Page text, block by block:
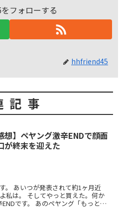
フォローする
hhfriend45
記事
想】ペヤング激辛ENDで顔面
が終末を迎えた
。 あいつが発表されて約1ヶ月近
は。 そしてやっと買えた。何か
です。 あのペヤング「もっとも